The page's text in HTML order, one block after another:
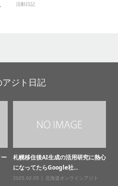
活動日記
アジト日記
札幌移住後AI生成の活用研究に熱心
になってたらGoogle社...
2025.02.05 北海道オンラインアジト